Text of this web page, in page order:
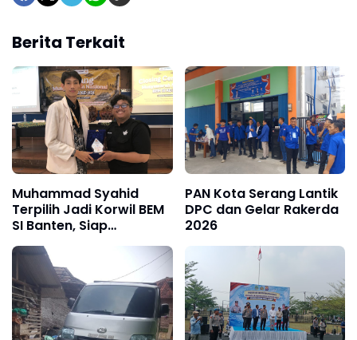
Berita Terkait
Muhammad Syahid
Terpilih Jadi Korwil BEM
SI Banten, Siap
Konsolidasikan Gerakan
Mahasiswa
PAN Kota Serang Lantik
DPC dan Gelar Rakerda
2026